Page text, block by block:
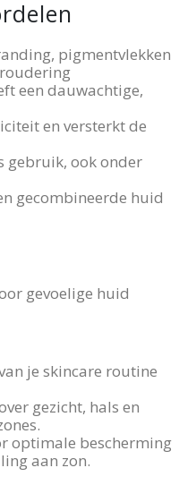
pigmentvlekken
een dauwachtige,
en versterkt de
gebruik, ook onder
gecombineerde huid
gevoelige huid
je skincare routine
gezicht, hals en
optimale bescherming
aan zon.